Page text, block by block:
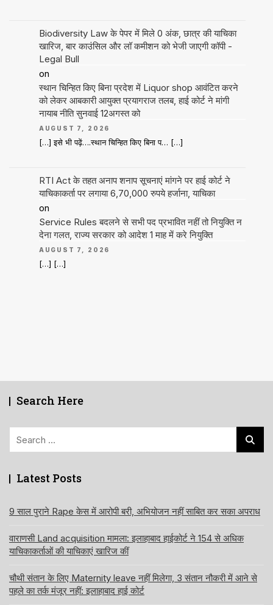
Biodiversity Law के पेपर में मिले 0 अंक, छात्र की याचिका
खारिज, बार काउंसिल और लॉ कमीशन को भेजी जाएगी कॉपी -
Legal Bull
on
स्थान चिन्हित किए बिना प्रदेश में Liquor shop आवंटित करने
को लेकर आबकारी आयुक्त प्रयागराज तलब, हाई कोर्ट ने मांगी
नायाब नीति सुनवाई 12अगस्त को
AUGUST 7, 2026
[…] इसे भी पढ़ें….स्थान चिन्हित किए बिना प… […]
RTI Act के तहत अनाप शनाप सूचनाएं मांगने पर हाई कोर्ट ने
याचिकाकर्ता पर लगाया 6,70,000 रुपये हर्जाना, याचिका
on
Service Rules बदलने से सभी पद प्रभावित नहीं तो नियुक्ति न
देना गलत, राज्य सरकार को आदेश 1 माह में करे नियुक्ति
AUGUST 7, 2026
[…] […]
Search Here
Latest Posts
9 साल पुराने Rape केस में आरोपी बरी, अभियोजन नहीं साबित कर सका अपराध
वाराणसी Land acquisition मामला: इलाहाबाद हाईकोर्ट ने 154 से अधिक
याचिकाकर्ताओं की याचिकाएं खारिज कीं
चौथी संतान के लिए Maternity leave नहीं मिलेगा, 3 संतान नौकरी में आने से
पहले का तर्क मंजूर नहीं: इलाहाबाद हाई कोर्ट